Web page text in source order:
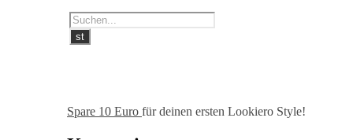
Spare 10 Euro für deinen ersten Lookiero Style!